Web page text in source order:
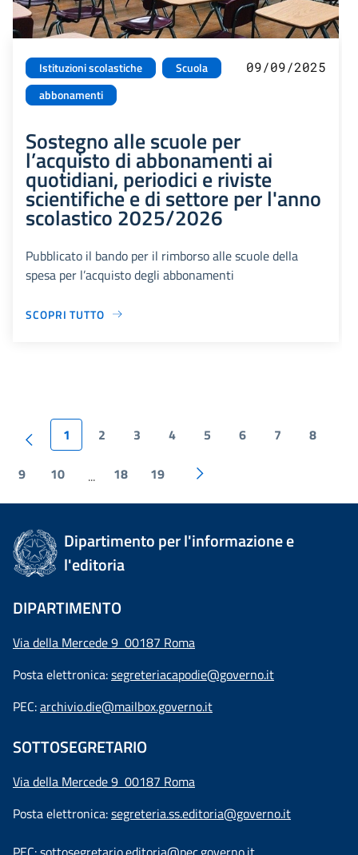
Istituzioni scolastiche
Scuola
abbonamenti
09/09/2025
Sostegno alle scuole per
l’acquisto di abbonamenti ai
quotidiani, periodici e riviste
scientifiche e di settore per l'anno
scolastico 2025/2026
Pubblicato il bando per il rimborso alle scuole della
spesa per l’acquisto degli abbonamenti
SCOPRI TUTTO
1 2 3 4 5 6 7 8
9 10 ... 18 19
Dipartimento per l'informazione e
l'editoria
DIPARTIMENTO
Via della Mercede 9 00187 Roma
Posta elettronica:segreteriacapodie@governo.it
PEC:archivio.die@mailbox.governo.it
SOTTOSEGRETARIO
Via della Mercede 9 00187 Roma
Posta elettronica:segreteria.ss.editoria@governo.it